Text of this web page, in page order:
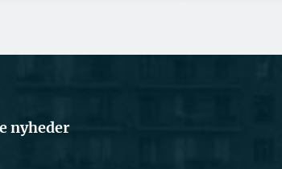
nyheder